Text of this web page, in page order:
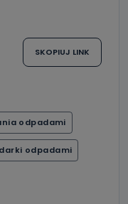
SKOPIUJ LINK
odpadami
odpadami